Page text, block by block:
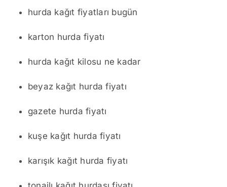
hurda kağıt fiyatları bugün
karton hurda fiyatı
hurda kağıt kilosu ne kadar
beyaz kağıt hurda fiyatı
gazete hurda fiyatı
kuşe kağıt hurda fiyatı
karışık kağıt hurda fiyatı